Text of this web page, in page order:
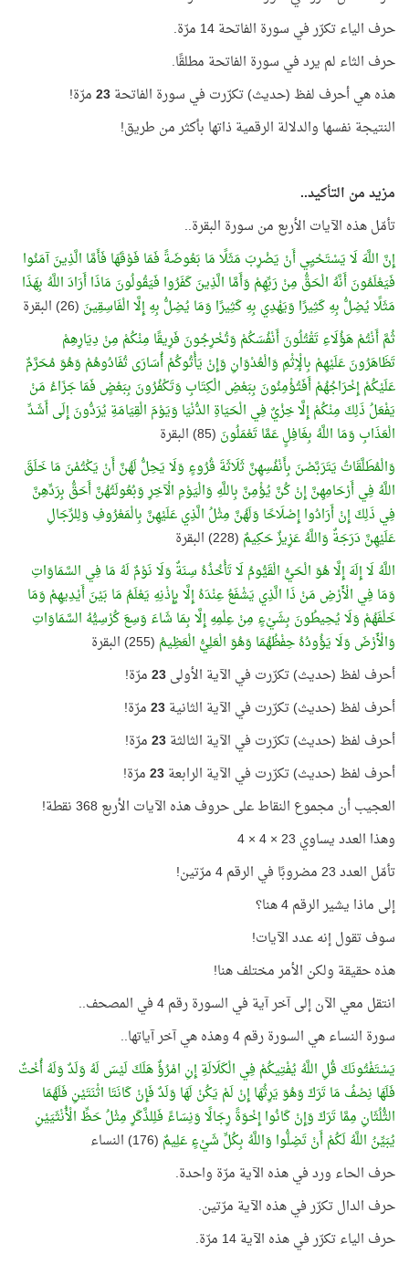
حرف الياء تكرّر في سورة الفاتحة 14 مرّة.
حرف الثاء لم يرد في سورة الفاتحة مطلقًا.
هذه هي أحرف لفظ (حديث) تكرّرت في سورة الفاتحة23مرّة!
النتيجة نفسها والدلالة الرقمية ذاتها بأكثر من طريق!
مزيد من التأكيد..
تأمّل هذه الآيات الأربع من سورة البقرة..
إِنَّ اللَّهَ لَا يَسْتَحْيِي أَنْ يَضْرِبَ مَثَلًا مَا بَعُوضَةً فَمَا فَوْقَهَا فَأَمَّا الَّذِينَ آمَنُوا
فَيَعْلَمُونَ أَنَّهُ الْحَقُّ مِنْ رَبِّهِمْ وَأَمَّا الَّذِينَ كَفَرُوا فَيَقُولُونَ مَاذَا أَرَادَ اللَّهُ بِهَذَا
مَثَلًا يُضِلُّ بِهِ كَثِيرًا وَيَهْدِي بِهِ كَثِيرًا وَمَا يُضِلُّ بِهِ إِلَّا الْفَاسِقِينَ (26) البقرة
ثُمَّ أَنْتُمْ هَؤُلَاءِ تَقْتُلُونَ أَنْفُسَكُمْ وَتُخْرِجُونَ فَرِيقًا مِنْكُمْ مِنْ دِيَارِهِمْ
تَظَاهَرُونَ عَلَيْهِمْ بِالْإِثْمِ وَالْعُدْوَانِ وَإِنْ يَأْتُوكُمْ أُسَارَى تُفَادُوهُمْ وَهُوَ مُحَرَّمٌ
عَلَيْكُمْ إِخْرَاجُهُمْ أَفَتُؤْمِنُونَ بِبَعْضِ الْكِتَابِ وَتَكْفُرُونَ بِبَعْضٍ فَمَا جَزَاءُ مَنْ
يَفْعَلُ ذَلِكَ مِنْكُمْ إِلَّا خِزْيٌ فِي الْحَيَاةِ الدُّنْيَا وَيَوْمَ الْقِيَامَةِ يُرَدُّونَ إِلَى أَشَدِّ
الْعَذَابِ وَمَا اللَّهُ بِغَافِلٍ عَمَّا تَعْمَلُونَ (85) البقرة
وَالْمُطَلَّقَاتُ يَتَرَبَّصْنَ بِأَنْفُسِهِنَّ ثَلَاثَةَ قُرُوءٍ وَلَا يَحِلُّ لَهُنَّ أَنْ يَكْتُمْنَ مَا خَلَقَ
اللَّهُ فِي أَرْحَامِهِنَّ إِنْ كُنَّ يُؤْمِنَّ بِاللَّهِ وَالْيَوْمِ الْآخِرِ وَبُعُولَتُهُنَّ أَحَقُّ بِرَدِّهِنَّ
فِي ذَلِكَ إِنْ أَرَادُوا إِصْلَاحًا وَلَهُنَّ مِثْلُ الَّذِي عَلَيْهِنَّ بِالْمَعْرُوفِ وَلِلرِّجَالِ
عَلَيْهِنَّ دَرَجَةٌ وَاللَّهُ عَزِيزٌ حَكِيمٌ (228) البقرة
اللَّهُ لَا إِلَهَ إِلَّا هُوَ الْحَيُّ الْقَيُّومُ لَا تَأْخُذُهُ سِنَةٌ وَلَا نَوْمٌ لَهُ مَا فِي السَّمَاوَاتِ
وَمَا فِي الْأَرْضِ مَنْ ذَا الَّذِي يَشْفَعُ عِنْدَهُ إِلَّا بِإِذْنِهِ يَعْلَمُ مَا بَيْنَ أَيْدِيهِمْ وَمَا
خَلْفَهُمْ وَلَا يُحِيطُونَ بِشَيْءٍ مِنْ عِلْمِهِ إِلَّا بِمَا شَاءَ وَسِعَ كُرْسِيُّهُ السَّمَاوَاتِ
وَالْأَرْضَ وَلَا يَؤُودُهُ حِفْظُهُمَا وَهُوَ الْعَلِيُّ الْعَظِيمُ (255) البقرة
أحرف لفظ (حديث) تكرّرت في الآية الأولى23مرّة!
أحرف لفظ (حديث) تكرّرت في الآية الثانية23مرّة!
أحرف لفظ (حديث) تكرّرت في الآية الثالثة23مرّة!
أحرف لفظ (حديث) تكرّرت في الآية الرابعة23مرّة!
العجيب أن مجموع النقاط على حروف هذه الآيات الأربع 368 نقطة!
وهذا العدد يساوي 23 × 4 × 4
تأمّل العدد 23 مضروبًا في الرقم 4 مرّتين!
إلى ماذا يشير الرقم 4 هنا؟
سوف تقول إنه عدد الآيات!
هذه حقيقة ولكن الأمر مختلف هنا!
انتقل معي الآن إلى آخر آية في السورة رقم 4 في المصحف..
سورة النساء هي السورة رقم 4 وهذه هي آخر آياتها..
يَسْتَفْتُونَكَ قُلِ اللَّهُ يُفْتِيكُمْ فِي الْكَلَالَةِ إِنِ امْرُؤٌ هَلَكَ لَيْسَ لَهُ وَلَدٌ وَلَهُ أُخْتٌ
فَلَهَا نِصْفُ مَا تَرَكَ وَهُوَ يَرِثُهَا إِنْ لَمْ يَكُنْ لَهَا وَلَدٌ فَإِنْ كَانَتَا اثْنَتَيْنِ فَلَهُمَا
الثُّلُثَانِ مِمَّا تَرَكَ وَإِنْ كَانُوا إِخْوَةً رِجَالًا وَنِسَاءً فَلِلذَّكَرِ مِثْلُ حَظِّ الْأُنْثَيَيْنِ
يُبَيِّنُ اللَّهُ لَكُمْ أَنْ تَضِلُّوا وَاللَّهُ بِكُلِّ شَيْءٍ عَلِيمٌ (176) النساء
حرف الحاء ورد في هذه الآية مرّة واحدة.
حرف الدال تكرّر في هذه الآية مرّتين.
حرف الياء تكرّر في هذه الآية 14 مرّة.